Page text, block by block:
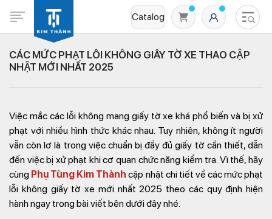
Catalog
Không có sản phẩm nào trong giỏ hàng
CÁC MỨC PHẠT LỖI KHÔNG GIẤY TỜ XE THAO CẬP
NHẬT MỚI NHẤT 2025
Việc mắc các lỗi không mang giấy tờ xe khá phổ biến và bị xử
phạt với nhiều hình thức khác nhau. Tuy nhiên, không ít người
vẫn còn lơ là trong việc chuẩn bị đầy đủ giấy tờ cần thiết, dẫn
đến việc bị xử phạt khi cơ quan chức năng kiểm tra. Vì thế, hãy
cùng Phụ Tùng Kim Thành cập nhật chi tiết về các mức phạt
lỗi không giấy tờ xe mới nhất 2025 theo các quy định hiện
hành ngay trong bài viết bên dưới đây nhé.